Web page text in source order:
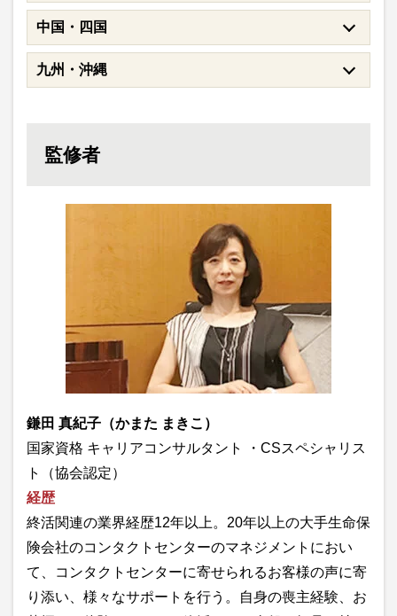
中国・四国
九州・沖縄
監修者
鎌田 真紀子（かまた まきこ）
国家資格 キャリアコンサルタント ・CSスペシャリス
ト（協会認定）
経歴
終活関連の業界経歴12年以上。20年以上の大手生命保
険会社のコンタクトセンターのマネジメントにおい
て、コンタクトセンターに寄せられるお客様の声に寄
り添い、様々なサポートを行う。自身の喪主経験、お